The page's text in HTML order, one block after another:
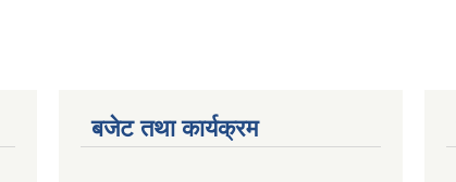
बजेट तथा कार्यक्रम